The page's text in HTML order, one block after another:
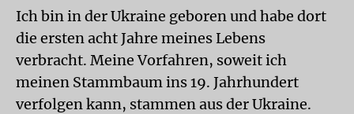
Ich bin in der Ukraine geboren und habe dort
die ersten acht Jahre meines Lebens
verbracht. Meine Vorfahren, soweit ich
meinen Stammbaum ins 19. Jahrhundert
verfolgen kann, stammen aus der Ukraine.